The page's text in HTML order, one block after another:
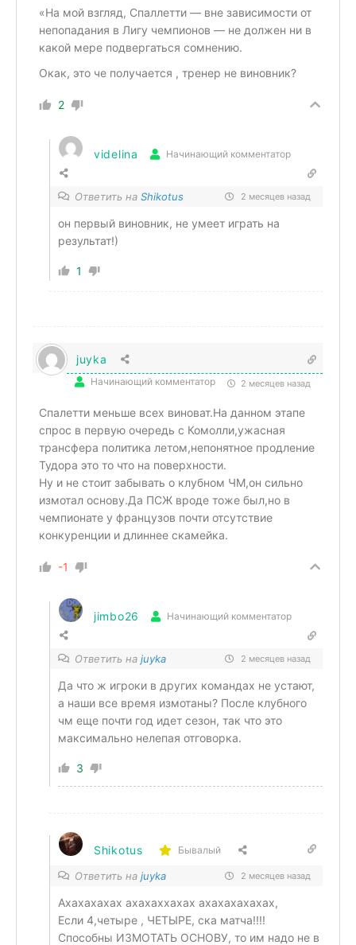
«На мой взгляд, Спаллетти — вне зависимости от
непопадания в Лигу чемпионов — не должен ни в
какой мере подвергаться сомнению.
Окак, это че получается , тренер не виновник?
2
videlina Начинающий комментатор
Ответить на Shikotus 2 месяцев назад
он первый виновник, не умеет играть на
результат!)
1
juyka
Начинающий комментатор 2 месяцев назад
Спалетти меньше всех виноват.На данном этапе
спрос в первую очередь с Комолли,ужасная
трансфера политика летом,непонятное продление
Тудора это то что на поверхности.
Ну и не стоит забывать о клубном ЧМ,он сильно
измотал основу.Да ПСЖ вроде тоже был,но в
чемпионате у французов почти отсутствие
конкуренции и длиннее скамейка.
-1
jimbo26 Начинающий комментатор
Ответить на juyka 2 месяцев назад
Да что ж игроки в других командах не устают,
а наши все время измотаны? После клубного
чм еще почти год идет сезон, так что это
максимально нелепая отговорка.
3
Shikotus Бывалый
Ответить на juyka 2 месяцев назад
Ахахахахах ахахаххахах ахахахахахах,
Если 4,четыре , ЧЕТЫРЕ, ска матча!!!!
Способны ИЗМОТАТЬ ОСНОВУ, то им надо не в